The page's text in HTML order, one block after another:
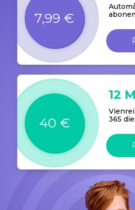
7,99 €
12
365
40 €